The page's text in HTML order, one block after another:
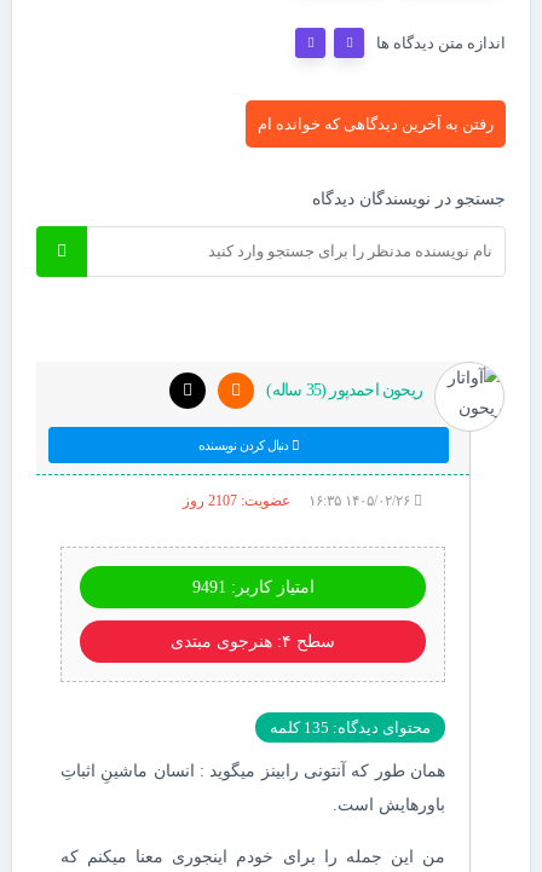
اندازه متن دیدگاه ها
رفتن به آخرین دیدگاهی که خوانده ام
جستجو در نویسندگان دیدگاه
ريحون احمدپور (35 ساله)
دنبال کردن نویسنده
عضویت: 2107 روز
امتیاز کاربر: 9491
سطح ۴: هنرجوی مبتدی
محتوای دیدگاه: 135 کلمه
همان طور که آنتونی رابینز میگوید : انسان ماشینِ اثباتِ
باورهایش است.
من این جمله را برای خودم اینجوری معنا میکنم که